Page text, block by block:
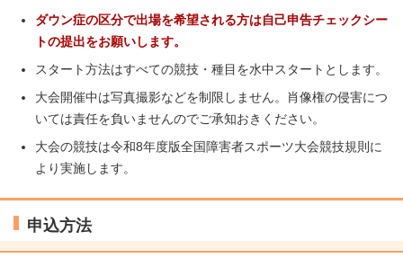
ダウン症の区分で出場を希望される方は自己申告チェックシー
トの提出をお願いします。
スタート方法はすべての競技・種目を水中スタートとします。
大会開催中は写真撮影などを制限しません。肖像権の侵害につ
いては責任を負いませんのでご承知おきください。
大会の競技は令和8年度版全国障害者スポーツ大会競技規則に
より実施します。
申込方法